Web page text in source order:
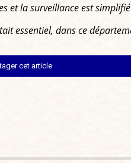
et la surveillance est
essentiel, dans ce
cet article